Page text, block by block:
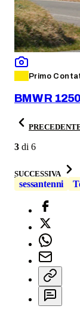
Primo
BMW R
3 di 6
SUCCESSIVA
sessantenni